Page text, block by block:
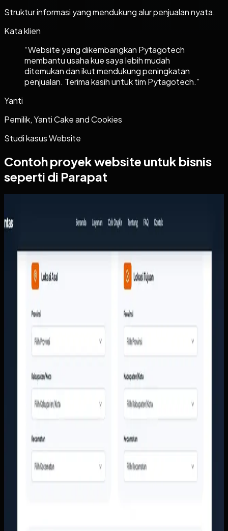
Struktur informasi yang mendukung alur penjualan nyata.
Kata klien
“Website yang dikembangkan Pytagotech
membantu usaha kue saya lebih mudah
ditemukan dan ikut mendukung peningkatan
penjualan. Terima kasih untuk tim Pytagotech.”
Yanti
Pemilik, Yanti Cake and Cookies
Studi kasusWebsite
Contoh proyekwebsite untuk bisnis
seperti di Parapat
Arthalintas
Sebelumnya
Tim layanan pelanggan terlalu sering menjawab
pertanyaan dasar seperti ongkir, cakupan kota, dan jenis
tampilan digital yang lebih meyakinkan agar calon
Kami membangun website responsif dengan kalkulator
ongkir, struktur layanan yang jelas, dan CTA yang langsung
bukti kerja perusahaan ditata supaya calon pelanggan bisa
Baca studi kasus lengkap